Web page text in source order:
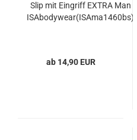
Slip mit Eingriff EXTRA Man
ISAbodywear(ISAma1460bs)
ab 14,90 EUR